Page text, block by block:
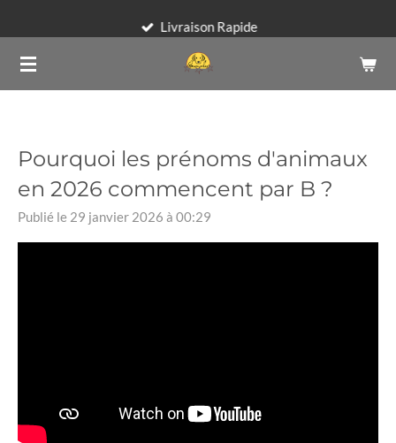
contenu
principal
Livraison Rapide
Pourquoi les prénoms d'animaux
en 2026 commencent par B ?
Publié le 29 janvier 2026 à 00:29